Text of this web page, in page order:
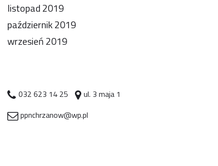
listopad 2019
październik 2019
wrzesień 2019
032 623 14 25
ul. 3 maja 1
ppnchrzanow@wp.pl